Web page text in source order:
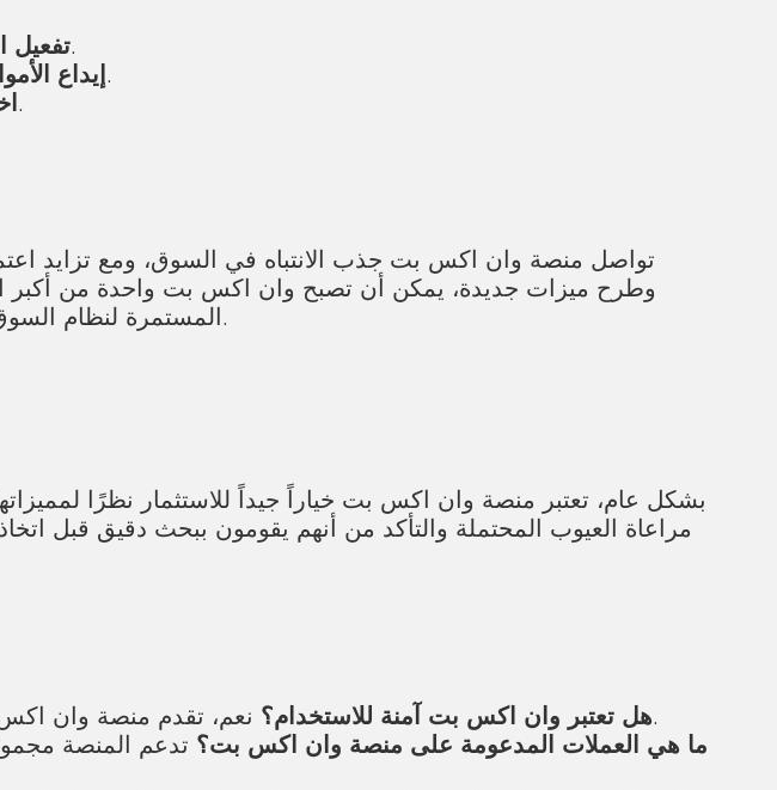
تفعيلاتبع التعليمات لتفعيل حسابك، بما في ذلك تقديم الوثائق المطلوبة.
إيداعاختر وسيلة الإيداع المفضلة لديك وقم بإضافة بعض الأموال إلى حسابك.
قم بدراسة الأصول المختلفة واختر ما ترغب في الاستثمار فيه.
تواصل منصة وان اكس بت جذب الانتباه في السوق، ومع تزايد
وطرح ميزات جديدة، يمكن أن تصبح وان اكس بت واحدة من أكبر
المستمرة لنظام السوق والظروف الاقتصادية العامة. هذا سيمكنهم من اتخاذ قرارات استثمارية أفضل.
بشكل عام، تعتبر منصة وان اكس بت خياراً جيداً للاستثمار نظرًا
مراعاة العيوب المحتملة والتأكد من أنهم يقومون ببحث دقيق قبل
هل تعتبر وان اكس بت آمنة للاستخدام؟نعم، تقدم منصة وان اكس بت مجموعة من ميزات الأمان لضمان حماية بيانات المستخدمين وأموالهم.
ما هي العملات المدعومة على منصة وان اكس بت؟ تدعم المنصة